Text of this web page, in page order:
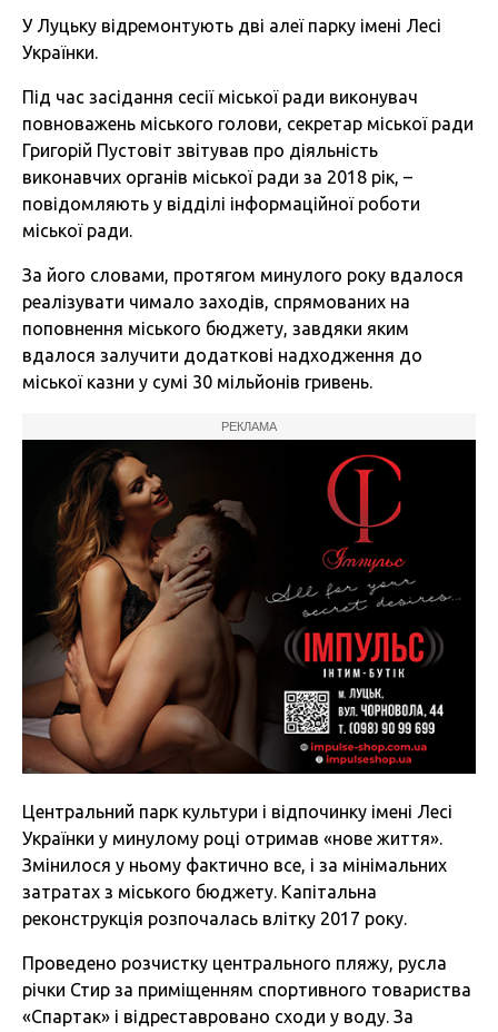
У Луцьку відремонтують дві алеї парку імені Лесі
Українки.
Під час засідання сесії міської ради виконувач
повноважень міського голови, секретар міської ради
Григорій Пустовіт звітував про діяльність
виконавчих органів міської ради за 2018 рік, –
повідомляють у відділі інформаційної роботи
міської ради.
За його словами, протягом минулого року вдалося
реалізувати чимало заходів, спрямованих на
поповнення міського бюджету, завдяки яким
вдалося залучити додаткові надходження до
міської казни у сумі 30 мільйонів гривень.
РЕКЛАМА
Центральний парк культури і відпочинку імені Лесі
Українки у минулому році отримав «нове життя».
Змінилося у ньому фактично все, і за мінімальних
затратах з міського бюджету. Капітальна
реконструкція розпочалась влітку 2017 року.
Проведено розчистку центрального пляжу, русла
річки Стир за приміщенням спортивного товариства
«Спартак» і відреставровано сходи у воду. За